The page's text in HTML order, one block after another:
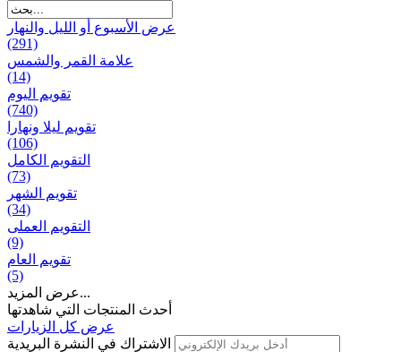
عرض الأسبوع أو الليل والنهار
(291)
علامة القمر والشمس
(14)
تقویم الیوم
(740)
تقويم ليلا ونهارا
(106)
التقويم الكامل
(73)
تقويم الشهر
(34)
التقويم العملی
(9)
تقويم العام
(5)
عرض المزيد...
أحدث المنتجات التي شاهدتها
عرض كل الزيارات
الاشتراك في النشرة البريدية